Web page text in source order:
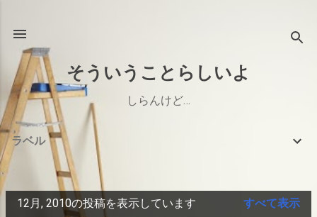
そういうことらしいよ
しらんけど…
ラベル
12月, 2010の投稿を表示しています すべて表示